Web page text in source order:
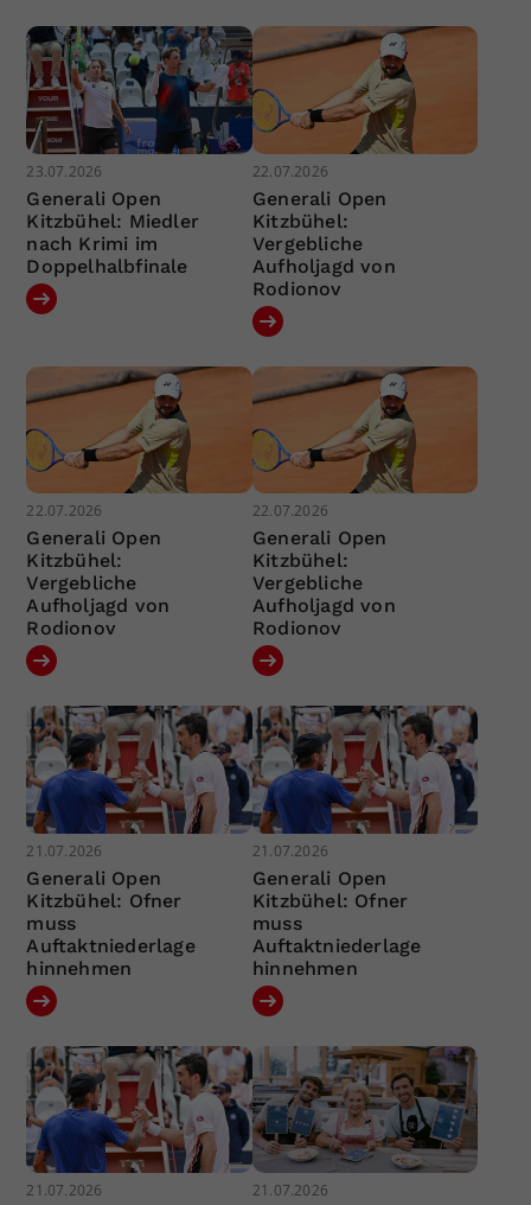
23.07.2026
Generali Open
Kitzbühel: Miedler
nach Krimi im
Doppelhalbfinale
22.07.2026
Generali Open
Kitzbühel:
Vergebliche
Aufholjagd von
Rodionov
22.07.2026
Generali Open
Kitzbühel:
Vergebliche
Aufholjagd von
Rodionov
22.07.2026
Generali Open
Kitzbühel:
Vergebliche
Aufholjagd von
Rodionov
21.07.2026
Generali Open
Kitzbühel: Ofner
muss
Auftaktniederlage
hinnehmen
21.07.2026
Generali Open
Kitzbühel: Ofner
muss
Auftaktniederlage
hinnehmen
21.07.2026 21.07.2026